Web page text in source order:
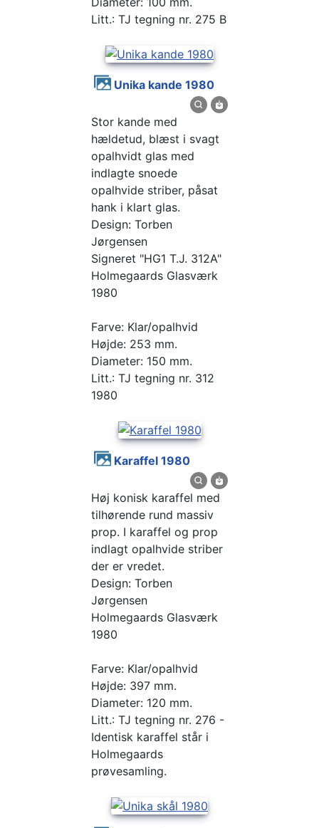
Litt.: TJ tegning nr. 275 B
Unika kande 1980
Stor kande med
hældetud, blæst i svagt
opalhvidt glas med
indlagte snoede
opalhvide striber, påsat
hank i klart glas.
Design: Torben
Jørgensen
Signeret "HG1 T.J. 312A"
Holmegaards Glasværk
1980
Farve: Klar/opalhvid
Højde: 253 mm.
Diameter: 150 mm.
Litt.: TJ tegning nr. 312
1980
Karaffel 1980
Høj konisk karaffel med
tilhørende rund massiv
prop. I karaffel og prop
indlagt opalhvide striber
der er vredet.
Design: Torben
Jørgensen
Holmegaards Glasværk
1980
Farve: Klar/opalhvid
Højde: 397 mm.
Diameter: 120 mm.
Litt.: TJ tegning nr. 276 -
Identisk karaffel står i
Holmegaards
prøvesamling.